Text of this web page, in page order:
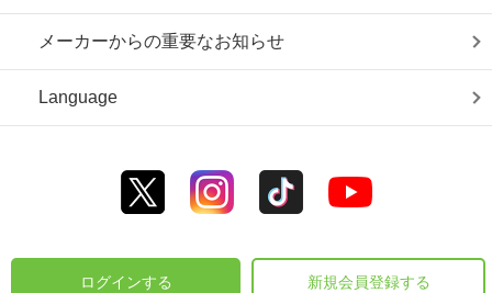
メーカーからの重要なお知らせ
Language
ログインする 新規会員登録する